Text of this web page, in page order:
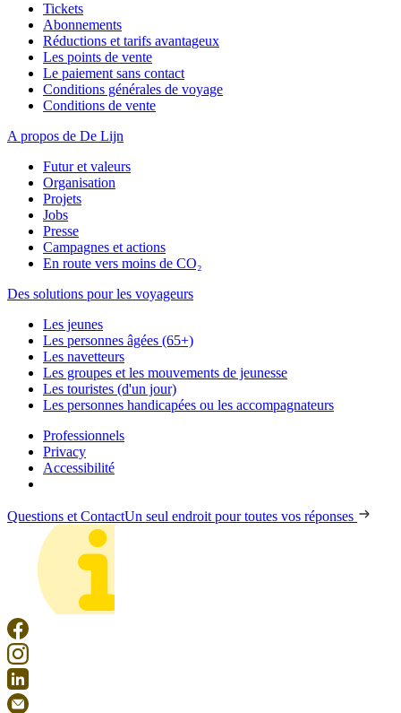
Tickets
Abonnements
Réductions et tarifs avantageux
Les points de vente
Le paiement sans contact
Conditions générales de voyage
Conditions de vente
A propos de De Lijn
Futur et valeurs
Organisation
Projets
Jobs
Presse
Campagnes et actions
En route vers moins de CO₂
Des solutions pour les voyageurs
Les jeunes
Les personnes âgées (65+)
Les navetteurs
Les groupes et les mouvements de jeunesse
Les touristes (d'un jour)
Les personnes handicapées ou les accompagnateurs
Professionnels
Privacy
Accessibilité
Questions et ContactUn seul endroit pour toutes vos réponses